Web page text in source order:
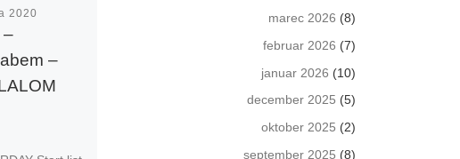
2020
–
–
11 februarja 2023
in Pokal ARGETA JUNIOR
marec 2026 (8)
februar 2026 (7)
januar 2026 (10)
december 2025 (5)
oktober 2025 (2)
september 2025 (8)